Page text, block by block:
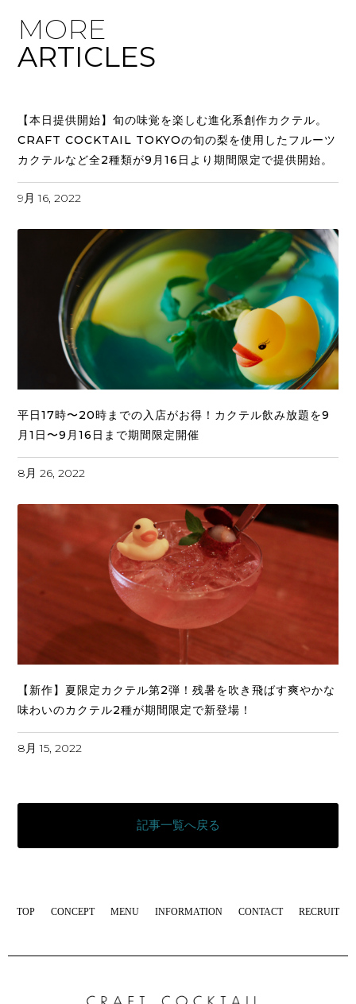
MORE
ARTICLES
【本日提供開始】旬の味覚を楽しむ進化系創作カクテル。
CRAFT COCKTAIL TOKYOの旬の梨を使用したフルーツ
カクテルなど全2種類が9月16日より期間限定で提供開始。
9月 16, 2022
平日17時〜20時までの入店がお得！カクテル飲み放題を9
月1日〜9月16日まで期間限定開催
8月 26, 2022
【新作】夏限定カクテル第2弾！残暑を吹き飛ばす爽やかな
味わいのカクテル2種が期間限定で新登場！
8月 15, 2022
記事一覧へ戻る
TOP CONCEPT MENU INFORMATION CONTACT RECRUIT